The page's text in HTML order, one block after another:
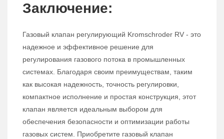
Заключение:
Газовый клапан регулирующий Kromschroder RV - это
надежное и эффективное решение для
регулирования газового потока в промышленных
системах. Благодаря своим преимуществам, таким
как высокая надежность, точность регулировки,
компактное исполнение и простая конструкция, этот
клапан является идеальным выбором для
обеспечения безопасности и оптимизации работы
газовых систем. Приобретите газовый клапан